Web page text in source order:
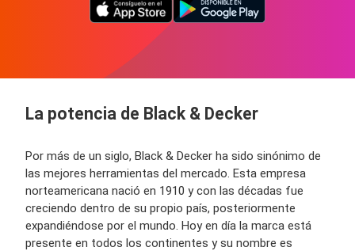
La potencia de Black & Decker
Por más de un siglo, Black & Decker ha sido sinónimo de
las mejores herramientas del mercado. Esta empresa
norteamericana nació en 1910 y con las décadas fue
creciendo dentro de su propio país, posteriormente
expandiéndose por el mundo. Hoy en día la marca está
presente en todos los continentes y su nombre es